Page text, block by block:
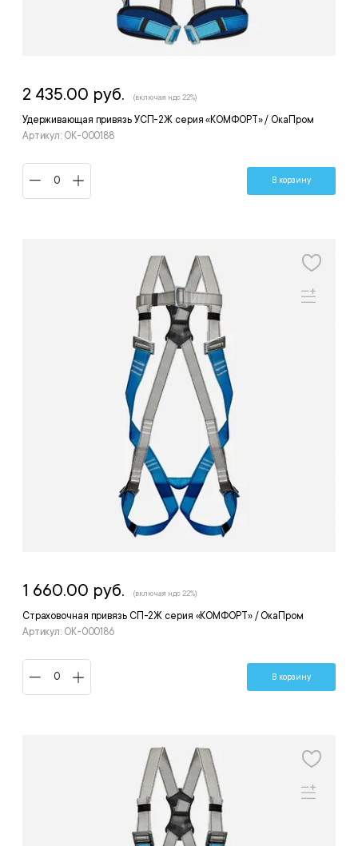
Удерживающая привязь УСП-2Ж серия «КОМФОРТ» / ОкаПром
Артикул: ОК-000188
2 435.00 руб. (включая ндс 22%)
В корзину
Страховочная привязь СП-2Ж серия «КОМФОРТ» / ОкаПром
Артикул: ОК-000186
1 660.00 руб. (включая ндс 22%)
В корзину